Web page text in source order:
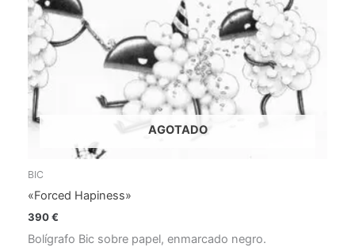
AGOTADO
BIC
«Forced Hapiness»
390€
Bolígrafo Bic sobre papel, enmarcado negro.